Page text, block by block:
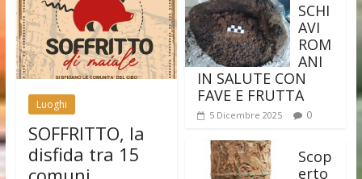
Luoghi
SOFFRITTO, la
disfida tra 15
SCHI
AVI
ROM
ANI
IN SALUTE CON
FAVE E FRUTTA
5 Dicembre 2025 0
Scop
erto